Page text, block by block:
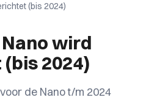
(bis 2024)
wird
2024)
de Nano t/m 2024